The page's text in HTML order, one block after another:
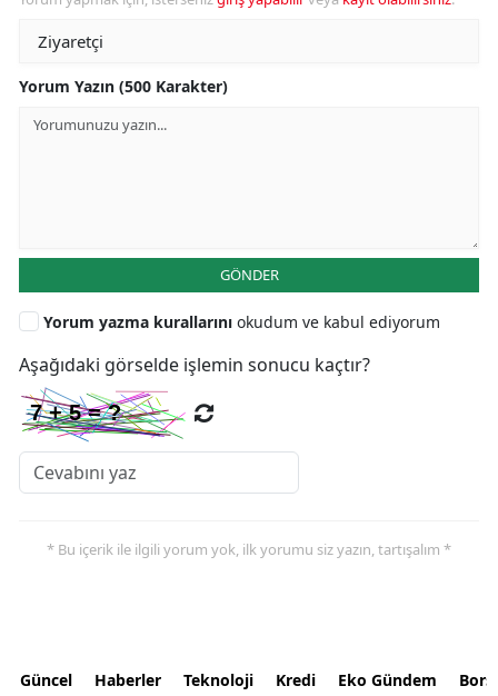
Yorum Yazın (500 Karakter)
GÖNDER
Yorum yazma kurallarını okudum ve kabul ediyorum
Aşağıdaki görselde işlemin sonucu kaçtır?
* Bu içerik ile ilgili yorum yok, ilk yorumu siz yazın, tartışalım *
Güncel Haberler Teknoloji Kredi Eko Gündem